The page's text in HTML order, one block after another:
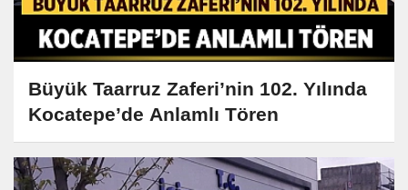
Büyük Taarruz Zaferi’nin 102. Yılında
Kocatepe’de Anlamlı Tören